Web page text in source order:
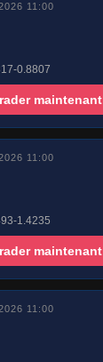
11:00
0.8807
maintenant
11:00
1.4235
maintenant
11:00